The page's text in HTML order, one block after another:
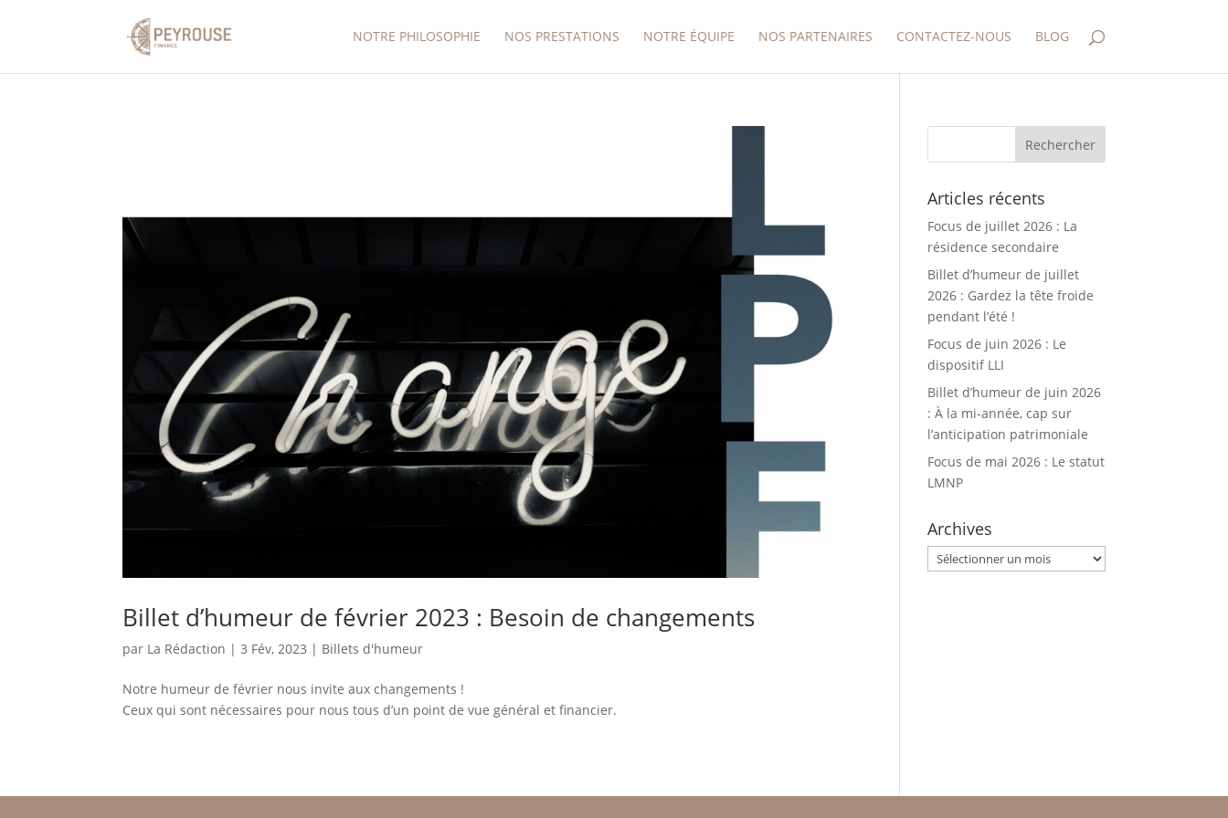
NOTRE PHILOSOPHIE NOS PRESTATIONS NOTRE ÉQUIPE NOS PARTENAIRES CONTACTEZ-NOUS BLOG
Billet d’humeur de février 2023 : Besoin de changements
par La Rédaction |3 Fév, 2023 | Billets d'humeur
Notre humeur de février nous invite aux changements !
Ceux qui sont nécessaires pour nous tous d’un point de vue général et financier.
Articles récents
Focus de juillet 2026 : La
résidence secondaire
Billet d’humeur de juillet
2026 : Gardez la tête froide
pendant l’été !
Focus de juin 2026 : Le
dispositif LLI
Billet d’humeur de juin 2026
: À la mi-année, cap sur
l’anticipation patrimoniale
Focus de mai 2026 : Le statut
LMNP
Archives
Archives